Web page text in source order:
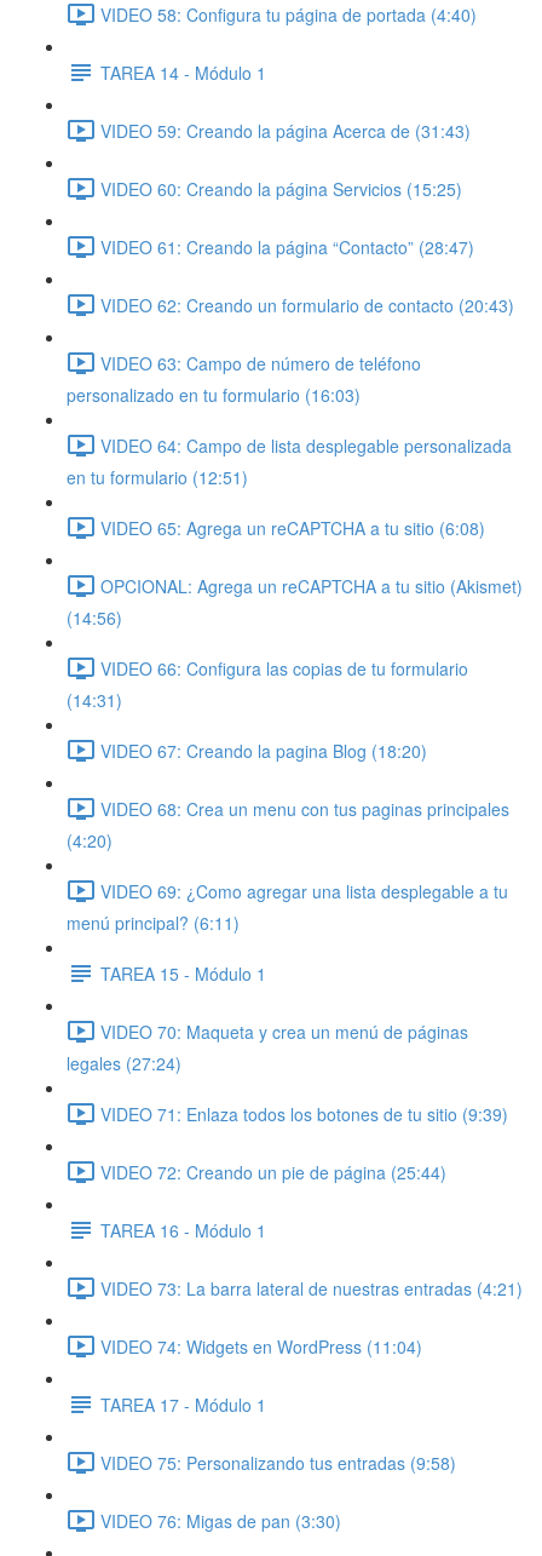
VIDEO 58: Configura tu página de portada (4:40)
TAREA 14 - Módulo 1
VIDEO 59: Creando la página Acerca de (31:43)
VIDEO 60: Creando la página Servicios (15:25)
VIDEO 61: Creando la página “Contacto” (28:47)
VIDEO 62: Creando un formulario de contacto (20:43)
VIDEO 63: Campo de número de teléfono
personalizado en tu formulario (16:03)
VIDEO 64: Campo de lista desplegable personalizada
en tu formulario (12:51)
VIDEO 65: Agrega un reCAPTCHA a tu sitio (6:08)
OPCIONAL: Agrega un reCAPTCHA a tu sitio (Akismet)
(14:56)
VIDEO 66: Configura las copias de tu formulario
(14:31)
VIDEO 67: Creando la pagina Blog (18:20)
VIDEO 68: Crea un menu con tus paginas principales
(4:20)
VIDEO 69: ¿Como agregar una lista desplegable a tu
menú principal? (6:11)
TAREA 15 - Módulo 1
VIDEO 70: Maqueta y crea un menú de páginas
legales (27:24)
VIDEO 71: Enlaza todos los botones de tu sitio (9:39)
VIDEO 72: Creando un pie de página (25:44)
TAREA 16 - Módulo 1
VIDEO 73: La barra lateral de nuestras entradas (4:21)
VIDEO 74: Widgets en WordPress (11:04)
TAREA 17 - Módulo 1
VIDEO 75: Personalizando tus entradas (9:58)
VIDEO 76: Migas de pan (3:30)